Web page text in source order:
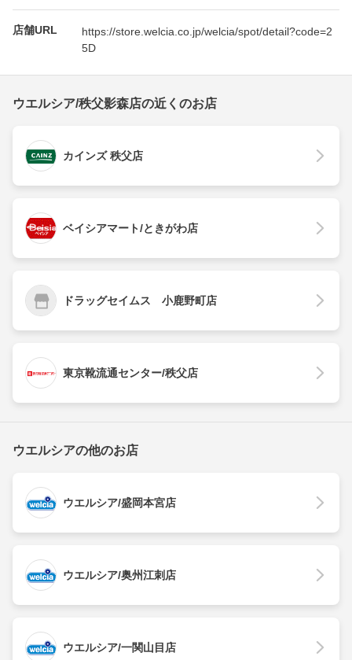
店舗URL
https://store.welcia.co.jp/welcia/spot/detail?code=2
5D
ウエルシア/秩父影森店の近くのお店
カインズ 秩父店
ベイシアマート/ときがわ店
ドラッグセイムス 小鹿野町店
東京靴流通センター/秩父店
ウエルシアの他のお店
ウエルシア/盛岡本宮店
ウエルシア/奥州江刺店
ウエルシア/一関山目店